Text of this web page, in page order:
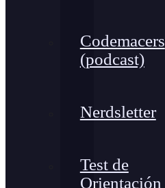
Codemacers
(podcast)
Nerdsletter
Test de
Orientación